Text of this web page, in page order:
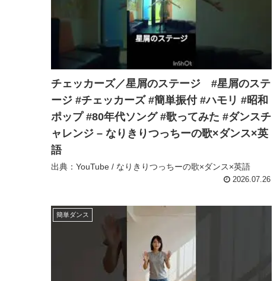
チェッカーズ／星屑のステージ #星屑のステ
ージ #チェッカーズ #簡単振付 #ハモリ #昭和
ポップ #80年代ソング #歌ってみた #ダンスチ
ャレンジ – なりきりつっちーの歌×ダンス×英
語
出典：YouTube / なりきりつっちーの歌×ダンス×英語
2026.07.26
簡単ダンス